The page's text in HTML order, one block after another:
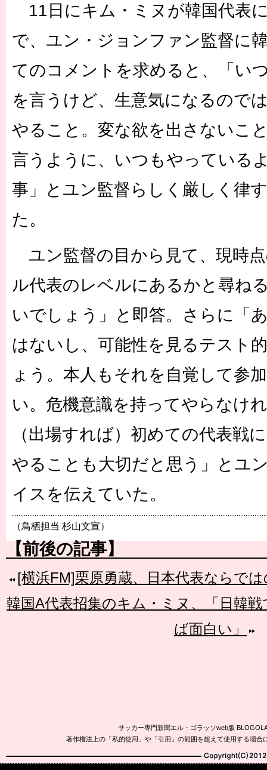
11日にキム・ミヌが韓国代表
で、ユン・ジョンファン監督に
てのコメントを求めると、「い
を言うけど、生意気になるので
やること。変な欲を出さないこ
言うように、いつもやっている
事」とユン監督らしく厳しく律
た。
ユン監督の目から見て、現時
ル代表のレベルにあるかと尋ね
いでしょう」と即答。さらに「
はないし、可能性を見るテスト
ょう。本人もそれを自覚して参
い。危機意識を持ってやらなけ
（出場すれば）初めての代表戦
やることも大切だと思う」とユ
イスを伝えていた。
（鳥栖担当 杉山文宣）
【前後の記事】
[横浜FM]栗原勇蔵、日本代表ならで
韓国A代表招集のキム・ミヌ、「日韓
ば面白い」
サッカー専門新聞エル・ゴラッソweb版
著作権法上の「私的使用」や「引用」の範囲を超えて使用する場
Copyright(C)2010-